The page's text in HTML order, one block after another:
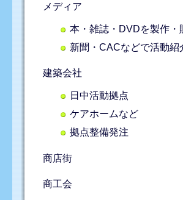
メディア
本・雑誌・DVDを製作・
新聞・CACなどで活動紹
建築会社
日中活動拠点
ケアホームなど
拠点整備発注
商店街
商工会